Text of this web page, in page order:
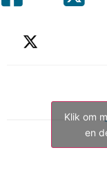
Klik om
en